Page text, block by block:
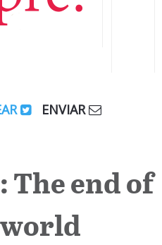
ENVIAR
The end of